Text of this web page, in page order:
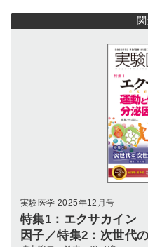
実験医学 2025年12月号
特集1：エクサカイン
因子／特集2：次世代